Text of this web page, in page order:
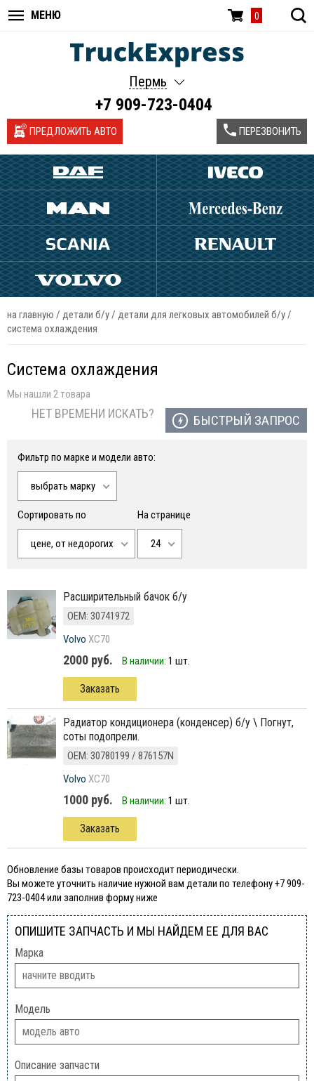
МЕНЮ 0
Пермь
+7 909-723-0404
ПРЕДЛОЖИТЬ АВТО
на главную / детали б/у/ детали для легковых автомобилей б/у/
система охлаждения
Система охлаждения
Мы нашли 2 товара
НЕТ ВРЕМЕНИ ИСКАТЬ? БЫСТРЫЙ ЗАПРОС
Фильтр по марке и модели авто:
выбрать марку
Сортировать по
цене, от недорогих
На странице
24
расширительный бачок б/у
ОЕМ: 30741972
Volvo XC70
2000 руб. В наличии: 1 шт.
Заказать
радиатор кондиционера (конденсер) б/у \ Погнут,
соты подопрели.
ОЕМ: 30780199 / 876157N
Volvo XC70
1000 руб. В наличии: 1 шт.
Заказать
Обновление базы товаров происходит периодически.
Вы можете уточнить наличие нужной вам детали по телефону +7 909-
723-0404 или заполнив форму ниже
ОПИШИТЕ ЗАПЧАСТЬ И МЫ НАЙДЕМ ЕЕ ДЛЯ ВАС
Марка
Модель
Описание запчасти